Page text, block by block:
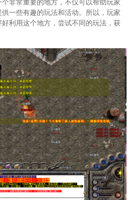
非常重要的地方，不仅可以帮助玩家
一些有趣的玩法和活动。所以，玩家
利用这个地方，尝试不同的玩法，获